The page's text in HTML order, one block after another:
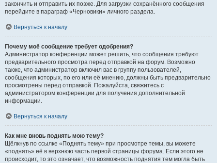
закончить и отправить их позже. Для загрузки сохранённого сообщения
перейдите в параграф «Черновики» личного раздела.
Вернуться к началу
Почему моё сообщение требует одобрения?
Администратор конференции может решить, что сообщения требуют
предварительного просмотра перед отправкой на форум. Возможно
также, что администратор включил вас в группу пользователей,
сообщения которых, по его или её мнению, должны быть предварительно
просмотрены перед отправкой. Пожалуйста, свяжитесь с
администратором конференции для получения дополнительной
информации.
Вернуться к началу
Как мне вновь поднять мою тему?
Щёлкнув по ссылке «Поднять тему» при просмотре темы, вы можете
«поднять» её в верхнюю часть первой страницы форума. Если этого не
происходит, то это означает, что возможность поднятия тем могла быть